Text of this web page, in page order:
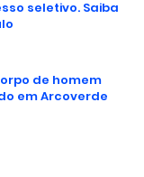
seletivo. Saiba
de homem
em Arcoverde